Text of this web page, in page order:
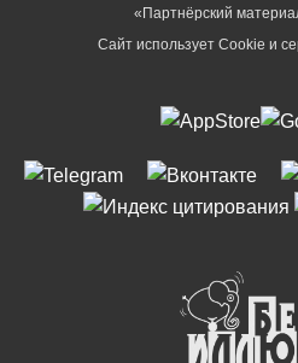
«Партнёрский
Сайт использует Cookie и